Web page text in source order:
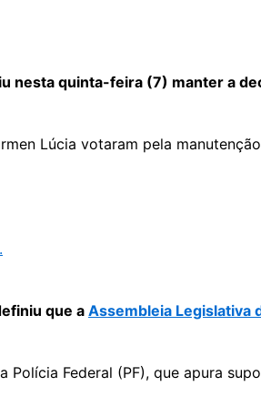
nesta quinta-feira (7) manter a
Lúcia votaram pela
que aAssembleia Legislativa
Polícia Federal (PF), que apura